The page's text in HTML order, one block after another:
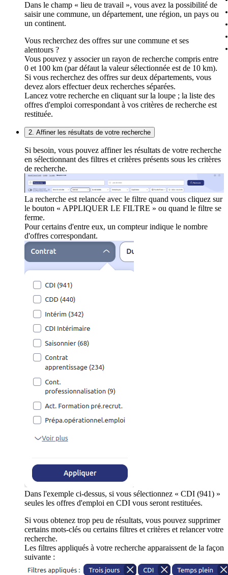
Dans le champ « lieu de travail », vous avez la possibilité de
saisir une commune, un département, une région, un pays ou
un continent.
Vous recherchez des offres sur une commune et ses
alentours ?
Vous pouvez y associer un rayon de recherche compris entre
0 et 100 km (par défaut la valeur sélectionnée est de 10 km).
Si vous recherchez des offres sur deux départements, vous
devez alors effectuer deux recherches séparées.
Lancez votre recherche en cliquant sur la loupe ; la liste des
offres d'emploi correspondant à vos critères de recherche est
restituée.
2. Affiner les résultats de votre recherche
Si besoin, vous pouvez affiner les résultats de votre recherche
en sélectionnant des filtres et critères présents sous les critères
de recherche.
La recherche est relancée avec le filtre quand vous cliquez sur
le bouton « APPLIQUER LE FILTRE » ou quand le filtre se
ferme.
Pour certains d'entre eux, un compteur indique le nombre
d'offres correspondant.
Dans l'exemple ci-dessus, si vous sélectionnez « CDI (941) »
seules les offres d'emploi en CDI vous seront restituées.
Si vous obtenez trop peu de résultats, vous pouvez supprimer
certains mots-clés ou certains filtres et critères et relancer votre
recherche.
Les filtres appliqués à votre recherche apparaissent de la façon
suivante :